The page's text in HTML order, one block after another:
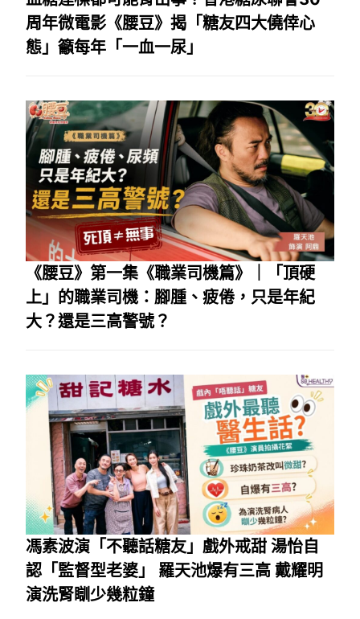
周年微電影《腰豆》揭「糖友四大僥倖心
態」籲每年「一血一尿」
《腰豆》第一集《職業司機篇》｜「頂硬
上」的職業司機：腳腫、疲倦，只是年紀
大？還是三高警號？
馮素波演「不聽話糖友」戲外戒甜 湯怡自
認「監督型老婆」 羅天池爆有三高 戴耀明
演洗腎瞓少幾粒鐘